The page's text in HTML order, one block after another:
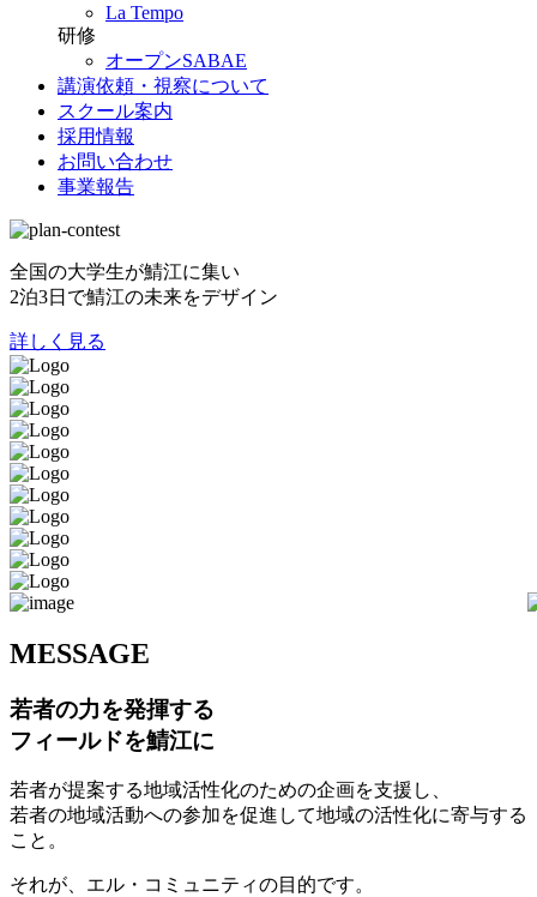
La Tempo
研修
オープンSABAE
講演依頼・視察について
スクール案内
採用情報
お問い合わせ
事業報告
全国の大学生が鯖江に集い
2泊3日で鯖江の未来をデザイン
詳しく見る
MESSAGE
若者の力を発揮する
フィールドを鯖江に
若者が提案する地域活性化のための企画を支援し、
若者の地域活動への参加を促進して地域の活性化に寄与する
こと。
それが、エル・コミュニティの目的です。